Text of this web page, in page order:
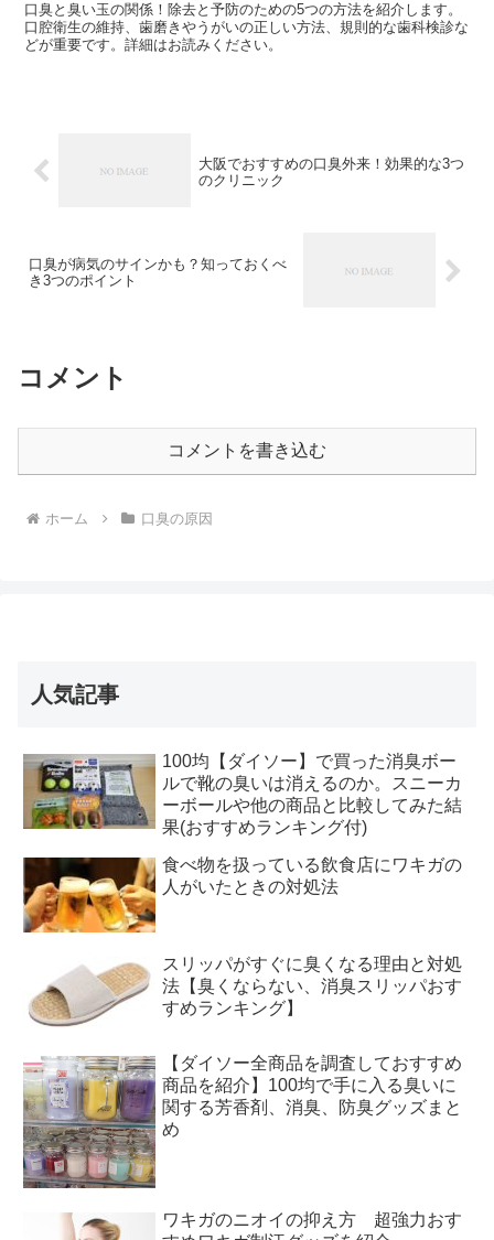
口臭と臭い玉の関係！除去と予防のための5つの方法を紹介します。
口腔衛生の維持、歯磨きやうがいの正しい方法、規則的な歯科検診な
どが重要です。詳細はお読みください。
大阪でおすすめの口臭外来！効果的な3つ
のクリニック
口臭が病気のサインかも？知っておくべ
き3つのポイント
コメント
コメントを書き込む
ホーム 口臭の原因
人気記事
100均【ダイソー】で買った消臭ボー
ルで靴の臭いは消えるのか。スニーカ
ーボールや他の商品と比較してみた結
果(おすすめランキング付)
食べ物を扱っている飲食店にワキガの
人がいたときの対処法
スリッパがすぐに臭くなる理由と対処
法【臭くならない、消臭スリッパおす
すめランキング】
【ダイソー全商品を調査しておすすめ
商品を紹介】100均で手に入る臭いに
関する芳香剤、消臭、防臭グッズまと
め
ワキガのニオイの抑え方 超強力おす